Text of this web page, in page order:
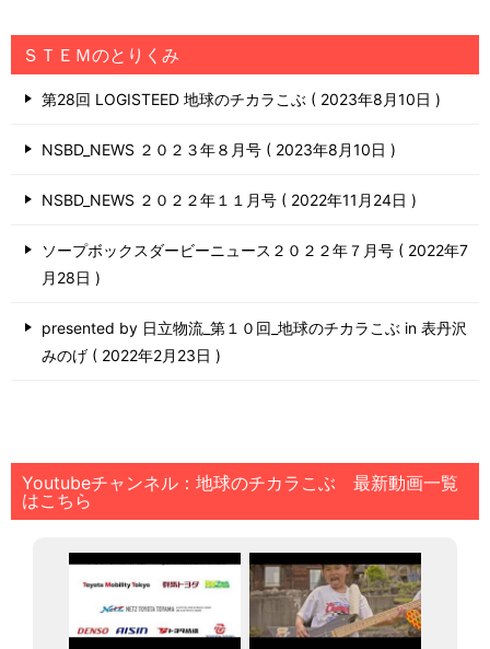
ＳＴＥＭのとりくみ
第28回 LOGISTEED 地球のチカラこぶ 2023年8月10日
NSBD_NEWS ２０２３年８月号 2023年8月10日
NSBD_NEWS ２０２２年１１月号 2022年11月24日
ソープボックスダービーニュース２０２２年７月号
2022年7
月28日
presented by 日立物流_第１０回_地球のチカラこぶ in 表丹沢
みのげ
2022年2月23日
Youtubeチャンネル：地球のチカラこぶ 最新動画一覧
はこちら